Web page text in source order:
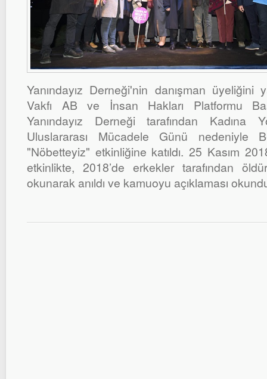
Yanındayız Derneği'nin danışman
Vakfı AB ve İnsan Hakları Platformu
Yanındayız Derneği tarafından Kadına
Uluslararası Mücadele Günü nedeniyle
"Nöbetteyiz" etkinliğine katıldı. 25 Kasım
etkinlikte, 2018’de erkekler tarafından
okunarak anıldı ve kamuoyu açıklaması